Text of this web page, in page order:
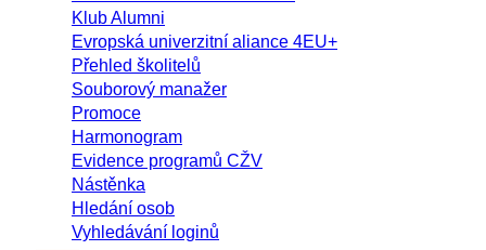
Klub Alumni
Evropská univerzitní aliance 4EU+
Přehled školitelů
Souborový manažer
Promoce
Harmonogram
Evidence programů CŽV
Nástěnka
Hledání osob
Vyhledávání loginů